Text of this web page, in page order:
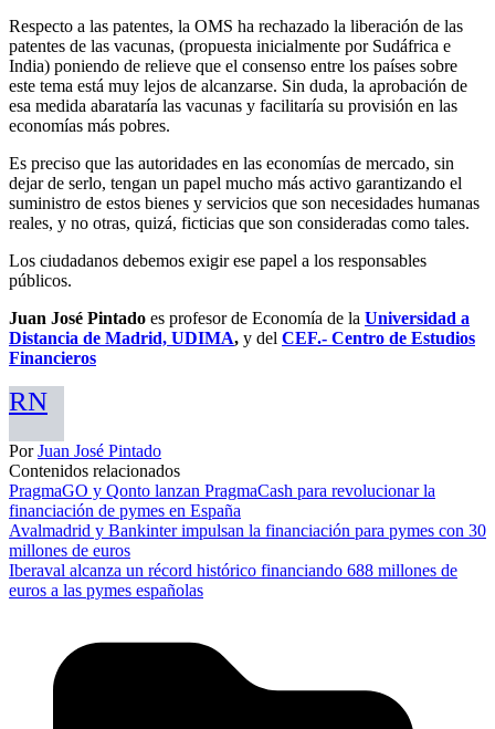
Respecto a las patentes, la OMS ha rechazado la liberación de las
patentes de las vacunas, (propuesta inicialmente por Sudáfrica e
India) poniendo de relieve que el consenso entre los países sobre
este tema está muy lejos de alcanzarse. Sin duda, la aprobación de
esa medida abarataría las vacunas y facilitaría su provisión en las
economías más pobres.
Es preciso que las autoridades en las economías de mercado, sin
dejar de serlo, tengan un papel mucho más activo garantizando el
suministro de estos bienes y servicios que son necesidades humanas
reales, y no otras, quizá, ficticias que son consideradas como tales.
Los ciudadanos debemos exigir ese papel a los responsables
públicos.
Juan José Pintado es profesor de Economía de la Universidad a
Distancia de Madrid, UDIMA, y del CEF.- Centro de Estudios
Financieros
RN
PorJuan José Pintado
Contenidos relacionados
PragmaGO y Qonto lanzan PragmaCash para revolucionar la
financiación de pymes en España
Avalmadrid y Bankinter impulsan la financiación para pymes con 30
millones de euros
Iberaval alcanza un récord histórico financiando 688 millones de
euros a las pymes españolas